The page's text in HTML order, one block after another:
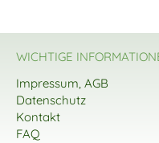
WICHTIGE
Impressum, AGB
Datenschutz
Kontakt
FAQ